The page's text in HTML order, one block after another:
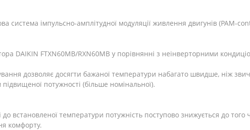
система імпульсно-амплітудної модуляції живлення двигунів (PAM-
DAIKIN FTXN60MB/RXN60MB у порівнянні з неінверторними
дозволяє досягти бажаної температури набагато швидше, ніж
потужності (більше номінальної).
встановленої температури потужність поступово знижується до
комфорту.